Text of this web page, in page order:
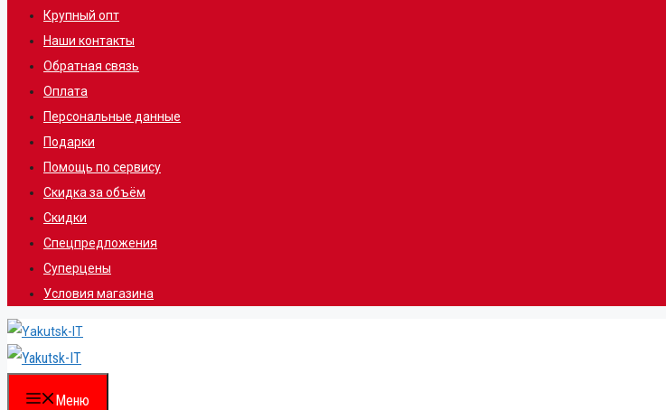
Крупный опт
Наши контакты
Обратная связь
Оплата
Персональные данные
Подарки
Помощь по сервису
Скидка за объём
Скидки
Спецпредложения
Суперцены
Условия магазина
Меню